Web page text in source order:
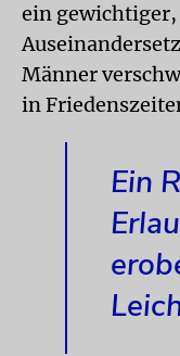
ein
Männer
in
Ein